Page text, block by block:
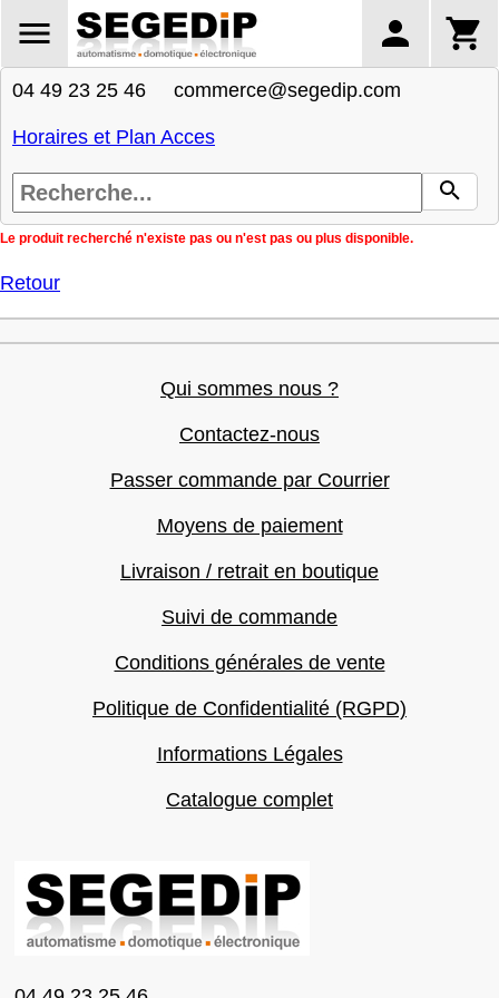
04 49 23 25 46 commerce@segedip.com
Horaires et Plan Acces
Le produit recherché n'existe pas ou n'est pas ou plus disponible.
Retour
Qui sommes nous ?
Contactez-nous
Passer commande par Courrier
Moyens de paiement
Livraison / retrait en boutique
Suivi de commande
Conditions générales de vente
Politique de Confidentialité (RGPD)
Informations Légales
Catalogue complet